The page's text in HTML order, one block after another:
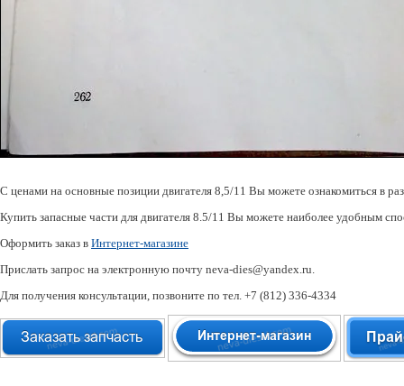
С ценами на основные позиции двигателя 8,5/11 Вы можете ознакомиться в
Купить запасные части для двигателя 8.5/11 Вы можете наиболее удобным
Оформить заказ в Интернет-магазине
Прислать запрос на электронную почту neva-dies@yandex.ru.
Для получения консультации, позвоните по тел. +7 (812) 336-4334